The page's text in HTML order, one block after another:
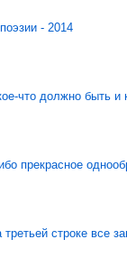
- 2014
что должно быть и
прекрасное
строке все